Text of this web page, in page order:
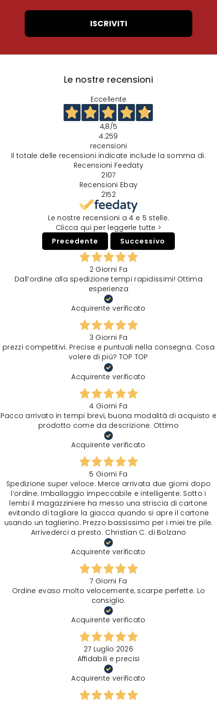
ISCRIVITI
Le nostre recensioni
Eccellente
4,8/5
4.259
recensioni
Il totale delle recensioni indicate include la somma di:
Recensioni Feedaty
2107
Recensioni Ebay
2152
Le nostre recensioni a 4 e 5 stelle.
Clicca qui per leggerle tutte >
Precedente
Successivo
2 Giorni Fa
Dall’ordine alla spedizione tempi rapidissimi! Ottima
esperienza
Acquirente verificato
3 Giorni Fa
prezzi competitivi. Precise e puntuali nella consegna. Cosa
volere di più? TOP TOP
Acquirente verificato
4 Giorni Fa
Pacco arrivato in tempi brevi, buona modalità di acquisto e
prodotto come da descrizione. Ottimo
Acquirente verificato
5 Giorni Fa
Spedizione super veloce. Merce arrivata due giorni dopo
l‘ordine. Imballaggio impeccabile e intelligente. Sotto i
lembi il magazziniere ha messo una striscia di cartone
evitando di tagliare la giacca quando si apre il cartone
usando un taglierino. Prezzo bassissimo per i miei tre pile.
Arrivederci a presto. Christian C. di Bolzano
Acquirente verificato
7 Giorni Fa
Ordine evaso molto velocemente, scarpe perfette. Lo
consiglio.
Acquirente verificato
27 Luglio 2026
Affidabili e precisi
Acquirente verificato